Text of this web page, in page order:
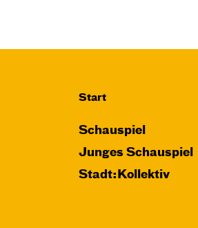
Start
Schauspiel
Junges Schauspiel
Stadt:Kollektiv